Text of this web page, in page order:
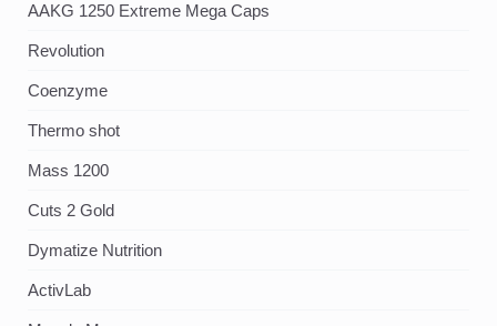
AAKG 1250 Extreme Mega Caps
Revolution
Coenzyme
Thermo shot
Mass 1200
Cuts 2 Gold
Dymatize Nutrition
ActivLab